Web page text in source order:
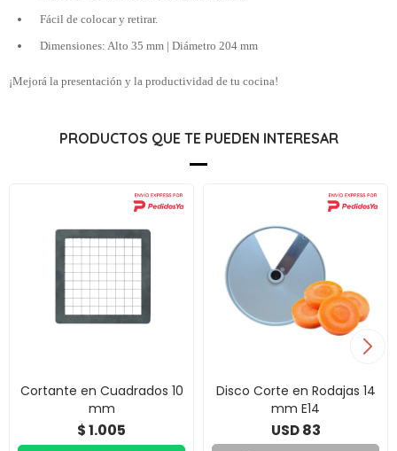
Fácil de colocar y retirar.
Dimensiones: Alto 35 mm | Diámetro 204 mm
¡Mejorá la presentación y la productividad de tu cocina!
PRODUCTOS QUE TE PUEDEN INTERESAR
Cortante en Cuadrados 10
mm
$1.005
Disco Corte en Rodajas 14
mm E14
USD 83